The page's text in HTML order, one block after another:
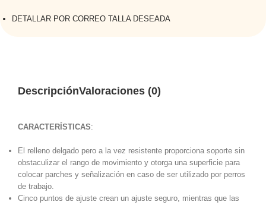
DETALLAR POR CORREO TALLA DESEADA
DescripciónValoraciones (0)
CARACTERÍSTICAS:
El relleno delgado pero a la vez resistente proporciona soporte sin
obstaculizar el rango de movimiento y otorga una superficie para
colocar parches y señalización en caso de ser utilizado por perros
de trabajo.
Cinco puntos de ajuste crean un ajuste seguro, mientras que las